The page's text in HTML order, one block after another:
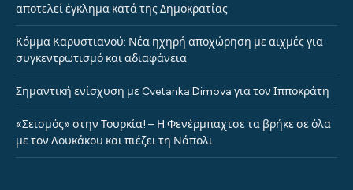
αποτελεί έγκλημα κατά της Δημοκρατίας
Κόμμα Καρυστιανού: Νέα ηχηρή αποχώρηση με αιχμές για
συγκεντρωτισμό και αδιαφάνεια
Σημαντική ενίσχυση με Cvetanka Dimova για τον Ιπποκράτη
«Σεισμός» στην Τουρκία! – Η Φενέρμπαχτσε τα βρήκε σε όλα
με τον Λουκάκου και πιέζει τη Νάπολι